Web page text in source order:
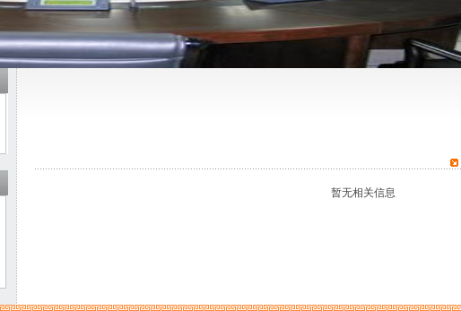
暂无相关信息